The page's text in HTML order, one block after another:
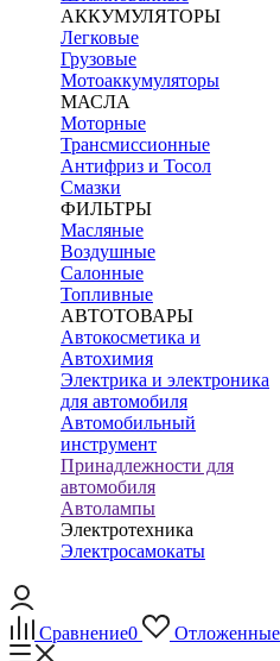
АККУМУЛЯТОРЫ
Легковые
Грузовые
Мотоаккумуляторы
МАСЛА
Моторные
Трансмиссионные
Антифриз и Тосол
Смазки
ФИЛЬТРЫ
Масляные
Воздушные
Салонные
Топливные
АВТОТОВАРЫ
Автокосметика и
Автохимия
Электрика и электроника
для автомобиля
Автомобильный
инструмент
Принадлежности для
автомобиля
Автолампы
Электротехника
Электросамокаты
Сравнение0 Отложенные